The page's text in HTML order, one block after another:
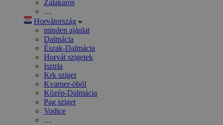
Zalakaros
…
Horvátország
minden ajánlat
Dalmácia
Észak-Dalmácia
Horvát szigetek
Isztria
Krk sziget
Kvarner-öböl
Közép-Dalmácia
Pag sziget
Vodice
…